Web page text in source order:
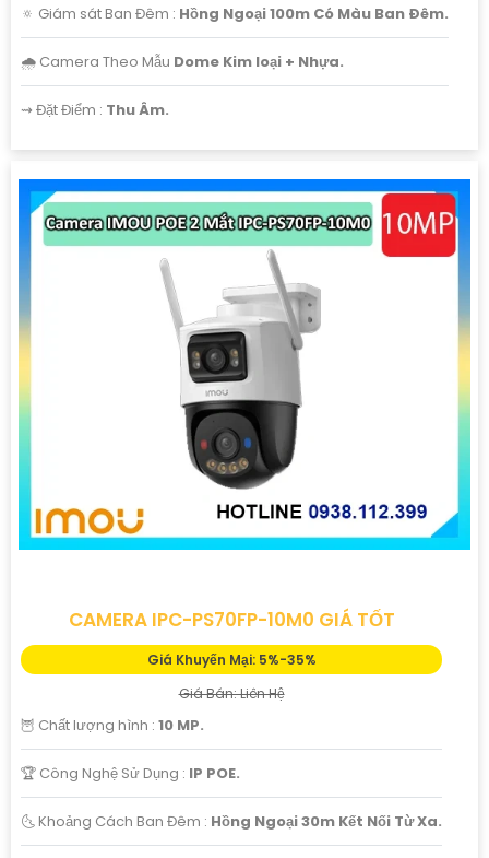
🔅 Giám sát Ban Đêm : Hồng Ngoại 100m Có Màu Ban Ðêm.
🌧️ Camera Theo Mẫu Dome Kim loại + Nhựa.
️⇝ Đặt Điểm : Thu Âm.
CAMERA IPC-PS70FP-10M0 GIÁ TỐT
Giá Khuyến Mại: 5%-35%
Giá Bán: Liên Hệ
🦉 Chất lượng hình : 10 MP.
🏆 Công Nghệ Sử Dụng : IP POE.
🌜 Khoảng Cách Ban Đêm : Hồng Ngoại 30m Kết Nối Từ Xa.